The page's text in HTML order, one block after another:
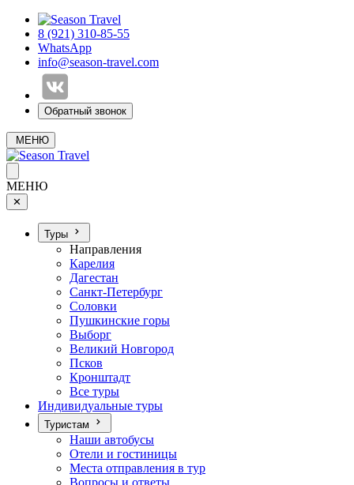
8 (921) 310-85-55
WhatsApp
info@season-travel.com
Обратный звонок
МЕНЮ
МЕНЮ
✕
Туры
Направления
Карелия
Дагестан
Санкт-Петербург
Соловки
Пушкинские горы
Выборг
Великий Новгород
Псков
Кронштадт
Все туры
Индивидуальные туры
Туристам
Наши автобусы
Отели и гостиницы
Места отправления в тур
Вопросы и ответы